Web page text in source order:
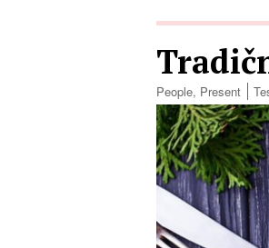
People, Present